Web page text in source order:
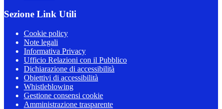
Sezione Link Utili
Cookie policy
Note legali
Informativa Privacy
Ufficio Relazioni con il Pubblico
Dichiarazione di accessibilità
Obiettivi di accessibilità
Whistleblowing
Gestione consensi cookie
Amministrazione trasparente